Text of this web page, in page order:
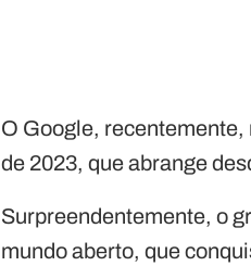
O Google,
de 2023, que abrange
Surpreendentemente, o
mundo aberto, que